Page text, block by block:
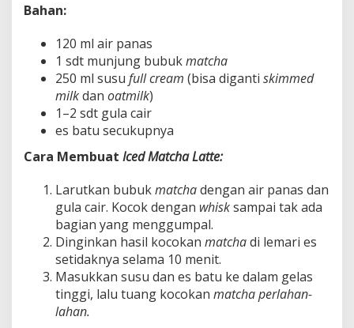
Bahan:
120 ml air panas
1 sdt munjung bubukmatcha
250 ml susu full cream (bisa diganti skimmed
milkdan oatmilk)
1–2 sdt gula cair
es batu secukupnya
Cara Membuat Iced Matcha Latte:
Larutkan bubukmatchadengan air panas dan
gula cair. Kocok dengan whisksampai tak ada
bagian yang menggumpal.
Dinginkan hasil kocokan matchadi lemari es
setidaknya selama 10 menit.
Masukkan susu dan es batu ke dalam gelas
tinggi, lalu tuang kocokan matcha perlahan-
lahan.